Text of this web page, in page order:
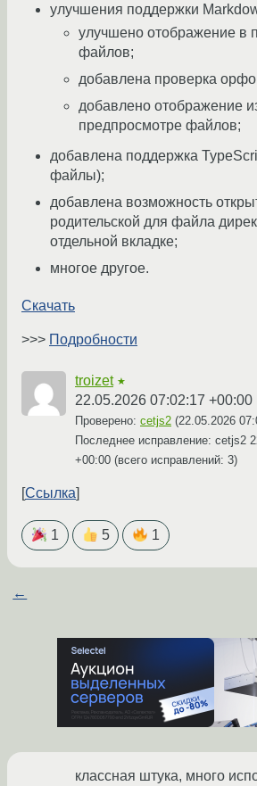
улучшения поддержки
улучшено отображение в
файлов;
добавлена проверка
добавлено отображение
предпросмотре файлов;
добавлена поддержка
файлы);
добавлена возможность
родительской для файла
отдельной вкладке;
многое другое.
Скачать
>>> Подробности
troizet ★
22.05.2026 07:02:17 +00:00
Проверено: cetjs2 (22.05.2026
Последнее исправление: cetjs2
+00:00 (всего исправлений: 3)
Ссылка
1 5 1
←
классная штука, много